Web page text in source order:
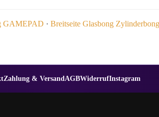
GAMEPAD · Breitseite Glasbong
Zahlung & VersandAGBWiderrufInstagram